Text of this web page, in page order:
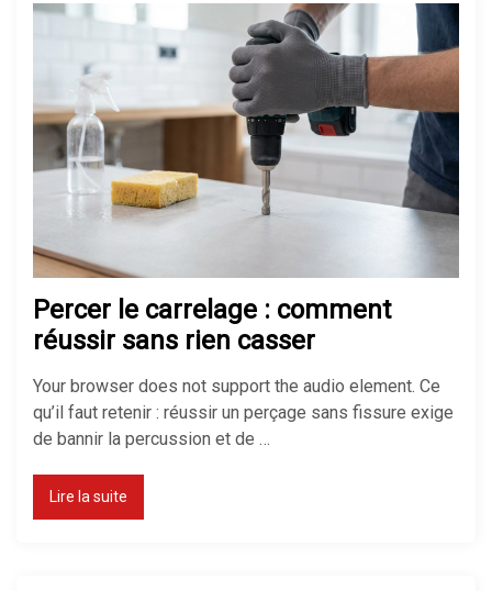
méthodes, prix et aides 2026
Comment isoler un sol froid sans
tout casser chez soi
mince pour gagner de la place
Soigner un hibiscus dont les
feuilles jaunissent facilement
Percer le carrelage : comment
réussir sans rien casser
Your browser does not support the audio element. Ce
qu’il faut retenir : réussir un perçage sans fissure exige
de bannir la percussion et de …
Lire la suite